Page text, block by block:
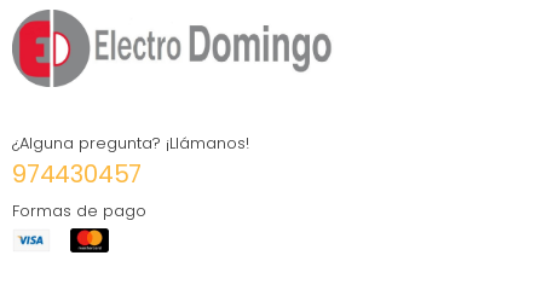
¿Alguna pregunta? ¡Llámanos!
974430457
Formas de pago